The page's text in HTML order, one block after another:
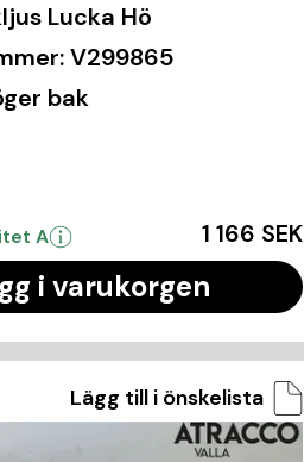
Lucka Hö
V299865
bak
A 1 166 SEK
i varukorgen
Lägg till i önskelista